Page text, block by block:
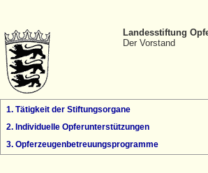
Landesstiftung
Der Vorstand
1. Tätigkeit der Stiftungsorgane
2. Individuelle Opferunterstützungen
3. Opferzeugenbetreuungsprogramme